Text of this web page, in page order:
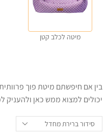
מיטה לכלב קטן
בין אם חיפשתם מיטת פוך
יכולים למצוא ממש כאן